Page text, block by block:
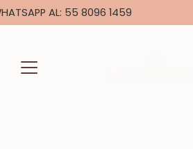
Saltar
a
sección
AL: 55 8096 1459